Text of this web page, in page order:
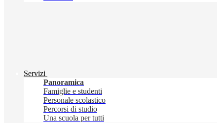
Servizi
Panoramica
Famiglie e studenti
Personale scolastico
Percorsi di studio
Una scuola per tutti